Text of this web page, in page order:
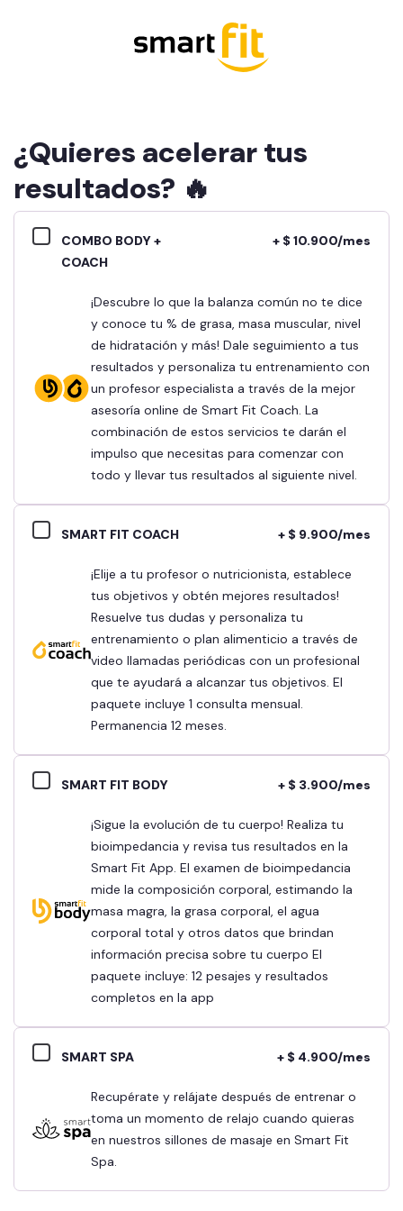
¿Quieres acelerar tus
resultados? 🔥
COMBO BODY +
COACH
+ $ 10.900/mes
¡Descubre lo que la balanza común no te dice
y conoce tu % de grasa, masa muscular, nivel
de hidratación y más! Dale seguimiento a tus
resultados y personaliza tu entrenamiento con
un profesor especialista a través de la mejor
asesoría online de Smart Fit Coach. La
combinación de estos servicios te darán el
impulso que necesitas para comenzar con
todo y llevar tus resultados al siguiente nivel.
SMART FIT COACH + $ 9.900/mes
¡Elije a tu profesor o nutricionista, establece
tus objetivos y obtén mejores resultados!
Resuelve tus dudas y personaliza tu
entrenamiento o plan alimenticio a través de
video llamadas periódicas con un profesional
que te ayudará a alcanzar tus objetivos. El
paquete incluye 1 consulta mensual.
Permanencia 12 meses.
SMART FIT BODY + $ 3.900/mes
¡Sigue la evolución de tu cuerpo! Realiza tu
bioimpedancia y revisa tus resultados en la
Smart Fit App. El examen de bioimpedancia
mide la composición corporal, estimando la
masa magra, la grasa corporal, el agua
corporal total y otros datos que brindan
información precisa sobre tu cuerpo El
paquete incluye: 12 pesajes y resultados
completos en la app
SMART SPA + $ 4.900/mes
Recupérate y relájate después de entrenar o
toma un momento de relajo cuando quieras
en nuestros sillones de masaje en Smart Fit
Spa.